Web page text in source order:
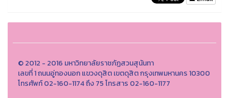
© 2012 - 2016 มหาวิทยาลัยราชภัฏสวนสุนันทา
เลขที่ 1 ถนนอู่ทองนอก แขวงดุสิต เขตดุสิต กรุงเทพมหานคร 10300
โทรศัพท์ 02-160-1174 ถึง 75 โทรสาร 02-160-1177